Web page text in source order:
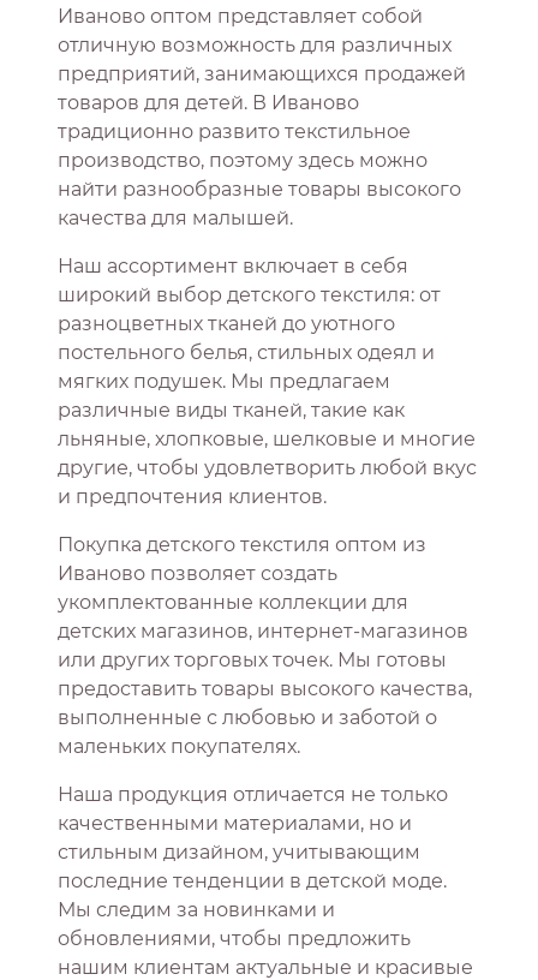
Иваново оптом представляет собой
отличную возможность для различных
предприятий, занимающихся продажей
товаров для детей. В Иваново
традиционно развито текстильное
производство, поэтому здесь можно
найти разнообразные товары высокого
качества для малышей.
Наш ассортимент включает в себя
широкий выбор детского текстиля: от
разноцветных тканей до уютного
постельного белья, стильных одеял и
мягких подушек. Мы предлагаем
различные виды тканей, такие как
льняные, хлопковые, шелковые и многие
другие, чтобы удовлетворить любой вкус
и предпочтения клиентов.
Покупка детского текстиля оптом из
Иваново позволяет создать
укомплектованные коллекции для
детских магазинов, интернет-магазинов
или других торговых точек. Мы готовы
предоставить товары высокого качества,
выполненные с любовью и заботой о
маленьких покупателях.
Наша продукция отличается не только
качественными материалами, но и
стильным дизайном, учитывающим
последние тенденции в детской моде.
Мы следим за новинками и
обновлениями, чтобы предложить
нашим клиентам актуальные и красивые